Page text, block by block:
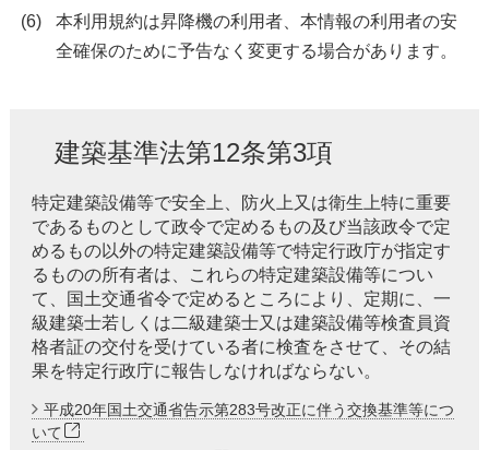
本利用規約は昇降機の利用者、本情報の利用者の安
全確保のために予告なく変更する場合があります。
建築基準法第12条第3項
特定建築設備等で安全上、防火上又は衛生上特に重要
であるものとして政令で定めるもの及び当該政令で定
めるもの以外の特定建築設備等で特定行政庁が指定す
るものの所有者は、これらの特定建築設備等につい
て、国土交通省令で定めるところにより、定期に、一
級建築士若しくは二級建築士又は建築設備等検査員資
格者証の交付を受けている者に検査をさせて、その結
果を特定行政庁に報告しなければならない。
平成20年国土交通省告示第283号改正に伴う交換基準等につ
いて